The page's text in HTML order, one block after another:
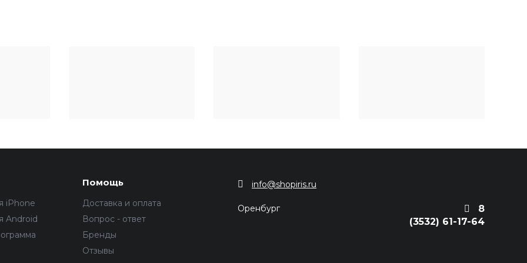
iPhone
Android
Помощь
Доставка и оплата
Вопрос - ответ
Бренды
Отзывы
info@shopiris.ru
Оренбург
8
(3532) 61-17-64